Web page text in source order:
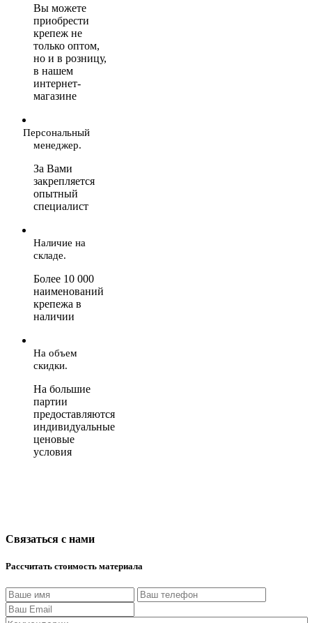
Вы можете
приобрести
крепеж не
только оптом,
но и в розницу,
в нашем
интернет-
магазине
Персональный
менеджер.
За Вами
закрепляется
опытный
специалист
Наличие на
складе.
Более 10 000
наименований
крепежа в
наличии
На объем
скидки.
На большие
партии
предоставляются
индивидуальные
ценовые
условия
Связаться с нами
Рассчитать стоимость материала